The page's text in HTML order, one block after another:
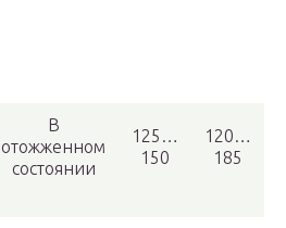
В
отожженном
состоянии
125…
150
120…
185